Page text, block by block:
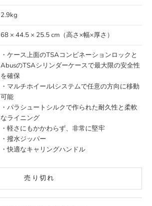
2.9kg
68 × 44.5 × 25.5 cm（高さ×幅×厚さ）
・ケース上面のTSAコンビネーションロックと
AbusのTSAシリンダーケースで最大限の安全性
を確保
・マルチホイールlシステムで任意の方向に移動
可能
・パラシュートシルクで作られた耐久性と柔軟
なライニング
・軽さにもかかわらず、非常に堅牢
・撥水ジッパー
・快適なキャリングハンドル
売り切れ